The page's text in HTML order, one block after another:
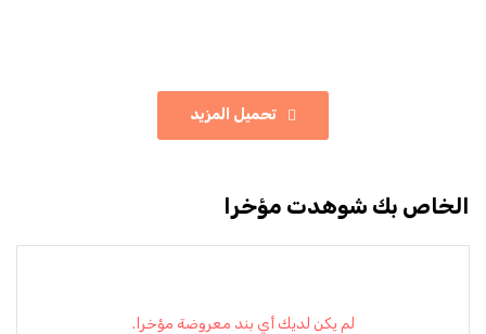
تحميل المزيد
الخاص بك شوهدت مؤخرا
لم يكن لديك أي بند معروضة مؤخرا.